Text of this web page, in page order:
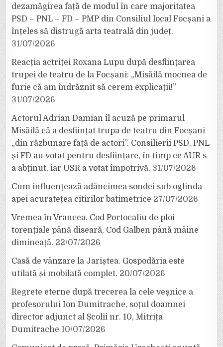
dezamăgirea față de modul în care majoritatea
PSD – PNL – FD – PMP din Consiliul local Focșani a
înțeles să distrugă arta teatrală din județ.
31/07/2026
Reacția actriței Roxana Lupu după desființarea
trupei de teatru de la Focșani: „Misăilă mocnea de
furie că am îndrăznit să cerem explicații!”
31/07/2026
Actorul Adrian Damian îl acuză pe primarul
Misăilă că a desființat trupa de teatru din Focșani
„din răzbunare față de actori”. Consilierii PSD, PNL
și FD au votat pentru desființare, în timp ce AUR s-
a abținut, iar USR a votat împotrivă. 31/07/2026
Cum influențează adâncimea sondei sub oglinda
apei acuratețea citirilor batimetrice 27/07/2026
Vremea în Vrancea. Cod Portocaliu de ploi
torențiale până diseară, Cod Galben până mâine
dimineață. 22/07/2026
Casă de vânzare la Jariștea. Gospodăria este
utilată și mobilată complet. 20/07/2026
Regrete eterne după trecerea la cele veșnice a
profesorului Ion Dumitrache, soțul doamnei
director adjunct al Școlii nr. 10, Mitrița
Dumitrache 10/07/2026